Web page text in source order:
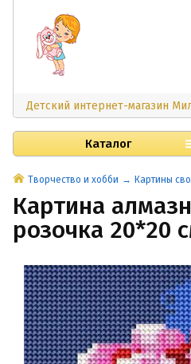
Детский интернет-магазин
Каталог
Творчество и хобби Картины
Картина
розочка 20*20